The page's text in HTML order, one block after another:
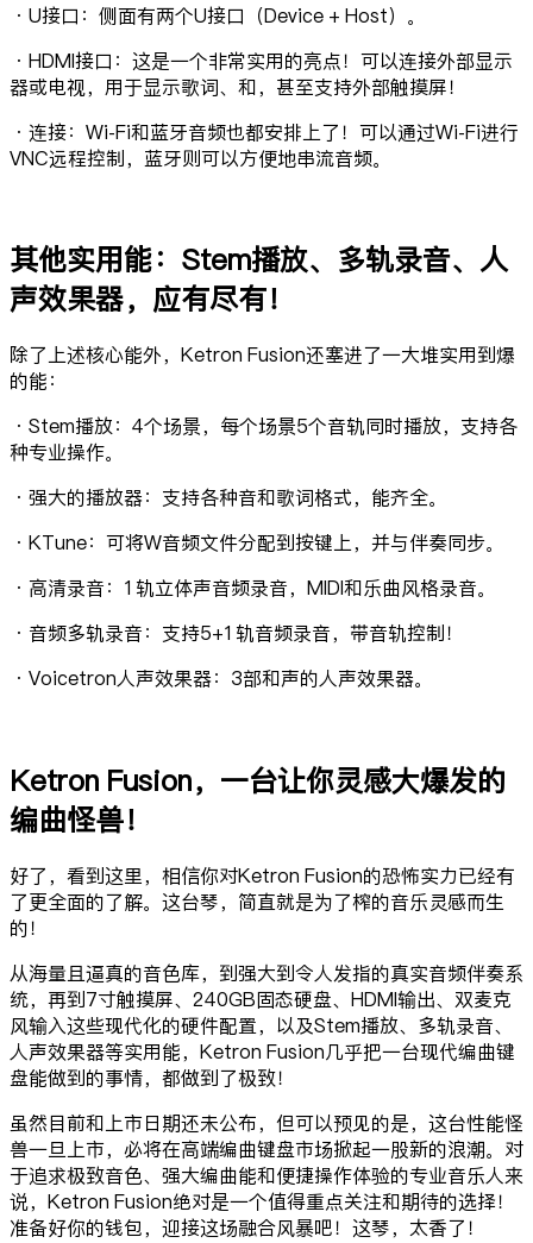
·U接口：侧面有两个U接口（Device + Host）。
·HDMI接口：这是一个非常实用的亮点！可以连接外部显示
器或电视，用于显示歌词、和，甚至支持外部触摸屏！
·连接：Wi-Fi和蓝牙音频也都安排上了！可以通过Wi-Fi进行
VNC远程控制，蓝牙则可以方便地串流音频。
其他实用能：Stem播放、多轨录音、人
声效果器，应有尽有！
除了上述核心能外，Ketron Fusion还塞进了一大堆实用到爆
的能：
·Stem播放：4个场景，每个场景5个音轨同时播放，支持各
种专业操作。
·强大的播放器：支持各种音和歌词格式，能齐全。
·KTune：可将W音频文件分配到按键上，并与伴奏同步。
·高清录音：1轨立体声音频录音，MIDI和乐曲风格录音。
·音频多轨录音：支持5+1轨音频录音，带音轨控制！
·Voicetron人声效果器：3部和声的人声效果器。
Ketron Fusion，一台让你灵感大爆发的
编曲怪兽！
好了，看到这里，相信你对Ketron Fusion的恐怖实力已经有
了更全面的了解。这台琴，简直就是为了榨的音乐灵感而生
的！
从海量且逼真的音色库，到强大到令人发指的真实音频伴奏系
统，再到7寸触摸屏、240GB固态硬盘、HDMI输出、双麦克
风输入这些现代化的硬件配置，以及Stem播放、多轨录音、
人声效果器等实用能，Ketron Fusion几乎把一台现代编曲键
盘能做到的事情，都做到了极致！
虽然目前和上市日期还未公布，但可以预见的是，这台性能怪
兽一旦上市，必将在高端编曲键盘市场掀起一股新的浪潮。对
于追求极致音色、强大编曲能和便捷操作体验的专业音乐人来
说，Ketron Fusion绝对是一个值得重点关注和期待的选择！
准备好你的钱包，迎接这场融合风暴吧！这琴，太香了！